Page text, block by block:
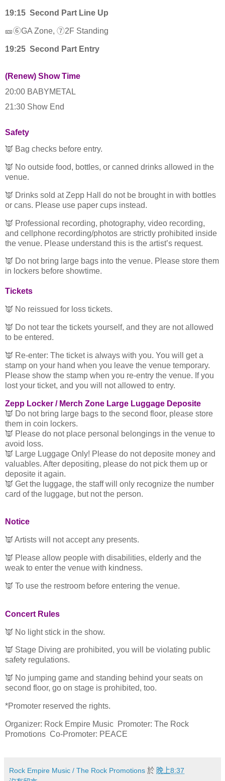
19:15 Second Part Line Up
🎫⑥GA Zone, ⑦2F Standing
19:25 Second Part Entry
(Renew) Show Time
20:00 BABYMETAL
21:30 Show End
Safety
👿 Bag checks before entry.
👿 No outside food, bottles, or canned drinks allowed in the
venue.
👿 Drinks sold at Zepp Hall do not be brought in with bottles
or cans. Please use paper cups instead.
👿 Professional recording, photography, video recording,
and cellphone recording/photos are strictly prohibited inside
the venue. Please understand this is the artist’s request.
👿 Do not bring large bags into the venue. Please store them
in lockers before showtime.
Tickets
👿 No reissued for loss tickets.
👿 Do not tear the tickets yourself, and they are not allowed
to be entered.
👿 Re-enter: The ticket is always with you. You will get a
stamp on your hand when you leave the venue temporary.
Please show the stamp when you re-entry the venue. If you
lost your ticket, and you will not allowed to entry.
Zepp Locker / Merch Zone Large Luggage Deposite
👿 Do not bring large bags to the second floor, please store
them in coin lockers.
👿 Please do not place personal belongings in the venue to
avoid loss.
👿 Large Luggage Only! Please do not deposite money and
valuables. After depositing, please do not pick them up or
deposite it again.
👿 Get the luggage, the staff will only recognize the number
card of the luggage, but not the person.
Notice
👿 Artists will not accept any presents.
👿 Please allow people with disabilities, elderly and the
weak to enter the venue with kindness.
👿 To use the restroom before entering the venue.
Concert Rules
👿 No light stick in the show.
👿 Stage Diving are prohibited, you will be violating public
safety regulations.
👿 No jumping game and standing behind your seats on
second floor, go on stage is prohibited, too.
*Promoter reserved the rights.
Organizer: Rock Empire Music Promoter: The Rock
Promotions Co-Promoter: PEACE
Rock Empire Music / The Rock Promotions 於 晚上8:37